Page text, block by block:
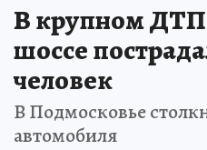
В крупном
шоссе
человек
В Подмосковье
автомобиля